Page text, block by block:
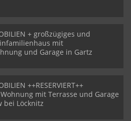
+ großzügiges und
mit
und Garage in Gartz
++RESERVIERT++
mit Terrasse und Garage
bei Löcknitz